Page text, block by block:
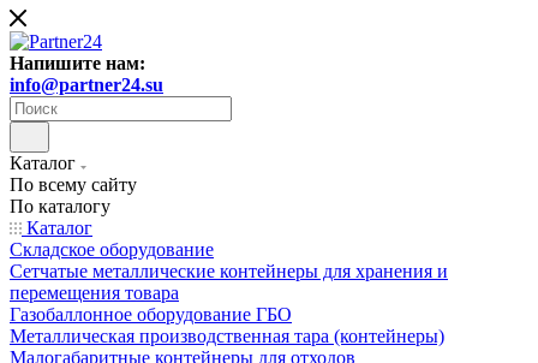
Напишите нам:
info@partner24.su
Каталог
По всему сайту
По каталогу
Каталог
Складское оборудование
Сетчатые металлические контейнеры для хранения и
перемещения товара
Газобаллонное оборудование ГБО
Металлическая производственная тара (контейнеры)
Малогабаритные контейнеры для отходов